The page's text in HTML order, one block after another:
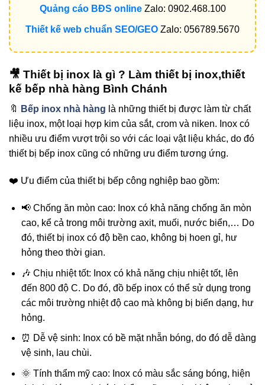
Quảng cáo BĐS onlineZalo: 0902.468.100
Thiết kế web chuẩn SEO/GEO Zalo: 056789.5670
🎥 Thiết bị inox là gì ? Làm thiết bị inox,thiết
kế bếp nhà hàng Bình Chánh
🔖 Bếp inox nhà hàng là những thiết bị được làm từ chất
liệu inox, một loại hợp kim của sắt, crom và niken. Inox có
nhiều ưu điểm vượt trội so với các loại vật liệu khác, do đó
thiết bị bếp inox cũng có những ưu điểm tương ứng.
❤️ Ưu điểm của thiết bị bếp công nghiệp bao gồm:
📢 Chống ăn mòn cao: Inox có khả năng chống ăn mòn
cao, kể cả trong môi trường axit, muối, nước biển,… Do
đó, thiết bị inox có độ bền cao, không bị hoen gỉ, hư
hỏng theo thời gian.
🎶 Chịu nhiệt tốt: Inox có khả năng chịu nhiệt tốt, lên
đến 800 độ C. Do đó, đồ bếp inox có thể sử dụng trong
các môi trường nhiệt độ cao mà không bị biến dạng, hư
hỏng.
⏰ Dễ vệ sinh: Inox có bề mặt nhẵn bóng, do đó dễ dàng
vệ sinh, lau chùi.
🌞 Tính thẩm mỹ cao: Inox có màu sắc sáng bóng, hiện